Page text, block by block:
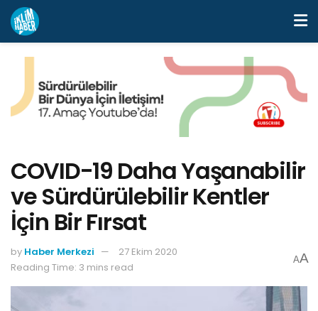
COVID-19 Daha Yaşanabilir
ve Sürdürülebilir Kentler
İçin Bir Fırsat
by Haber Merkezi
27 Ekim 2020
Reading Time: 3 mins read
AA